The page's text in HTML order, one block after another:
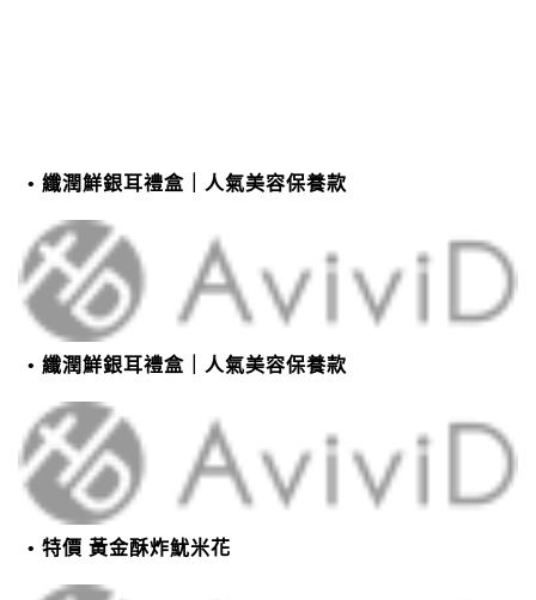
纖潤鮮銀耳禮盒｜人氣美容保養款
纖潤鮮銀耳禮盒｜人氣美容保養款
特價 黃金酥炸魷米花